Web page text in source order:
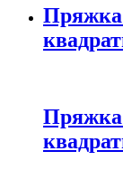
Пряжка
Пряжка